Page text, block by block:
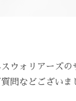
ウォリアーズ
質問などございま